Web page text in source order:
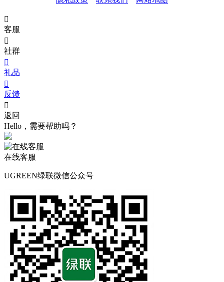

客服

社群

礼品

反馈

返回
Hello，需要帮助吗？
在线客服
UGREEN绿联微信公众号